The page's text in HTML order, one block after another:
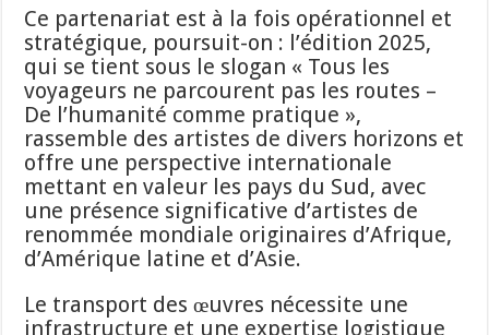
Ce partenariat est à la fois opérationnel et
stratégique, poursuit-on : l’édition 2025,
qui se tient sous le slogan « Tous les
voyageurs ne parcourent pas les routes –
De l’humanité comme pratique »,
rassemble des artistes de divers horizons et
offre une perspective internationale
mettant en valeur les pays du Sud, avec
une présence significative d’artistes de
renommée mondiale originaires d’Afrique,
d’Amérique latine et d’Asie.
Le transport des œuvres nécessite une
infrastructure et une expertise logistique